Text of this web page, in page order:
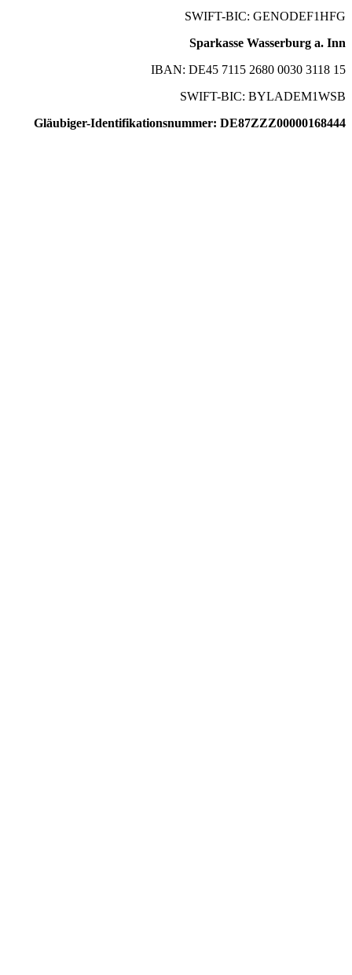
SWIFT-BIC: GENODEF1HFG
Sparkasse Wasserburg a. Inn
IBAN: DE45 7115 2680 0030 3118 15
SWIFT-BIC: BYLADEM1WSB
Gläubiger-Identifikationsnummer: DE87ZZZ00000168444